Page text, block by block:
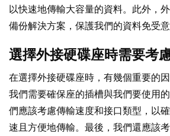
以快速地傳輸大容量的資料。此外，
備份解決方案，保護我們的資料免受意
選擇外接硬碟座時需要考
在選擇外接硬碟座時，有幾個重要的
我們需要確保座的插槽與我們要使用
們應該考慮傳輸速度和接口類型，以
速且方便地傳輸。最後，我們還應該